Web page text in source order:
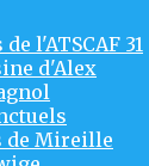
l'ATSCAF 31
d'Alex
de Mireille